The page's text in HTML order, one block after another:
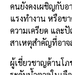
คนยังคงเผชิญกับอ
แรงทำงาน หรือข
ความเครียด และ
สาเหตุสำคัญที่อาจ
ผู้เชี่ยวชาญด้านโภ